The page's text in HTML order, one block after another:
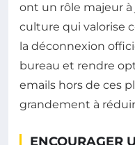
ont un rôle majeur
culture qui valorise
la déconnexion
bureau et rendre
emails hors de ces
grandement à
ENCOURAGER